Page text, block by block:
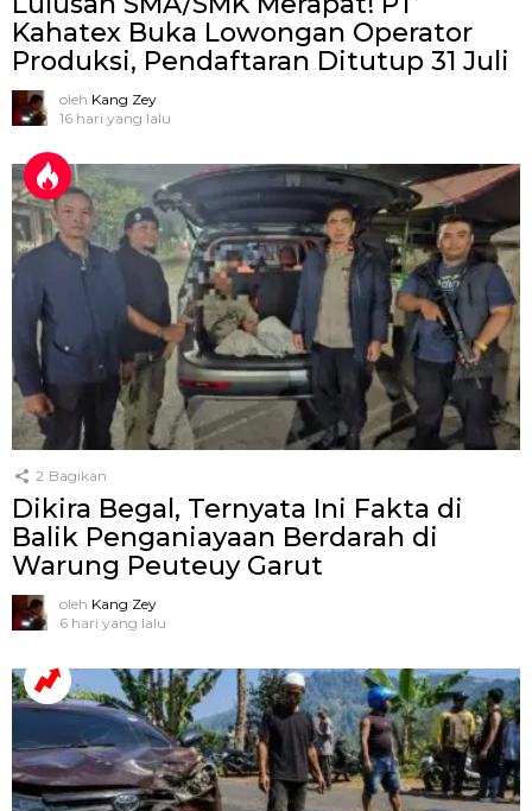
Kahatex Buka Lowongan Operator
Produksi, Pendaftaran Ditutup 31 Juli
oleh Kang Zey
16 hari yang lalu
2 Bagikan
Dikira Begal, Ternyata Ini Fakta di
Balik Penganiayaan Berdarah di
Warung Peuteuy Garut
oleh Kang Zey
6 hari yang lalu